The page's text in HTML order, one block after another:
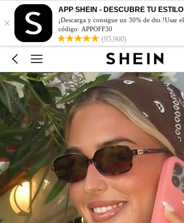
×
APP SHEIN - DESCUBRE TU ESTILO
¡Descarga y consigue un 30% de dto.!Usar el
código: APPOFF30
(95,960)